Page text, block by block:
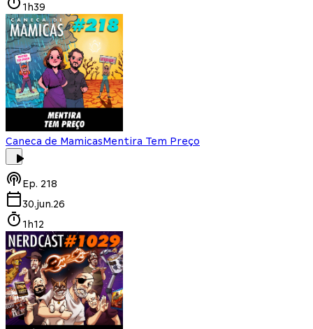
1h39
Caneca de MamicasMentira Tem Preço
Ep. 218
30.jun.26
1h12